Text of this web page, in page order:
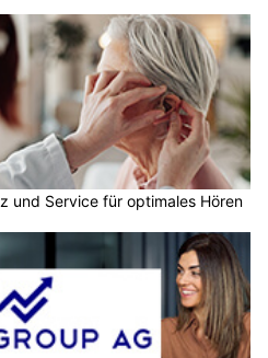
und Service für optimales Hören